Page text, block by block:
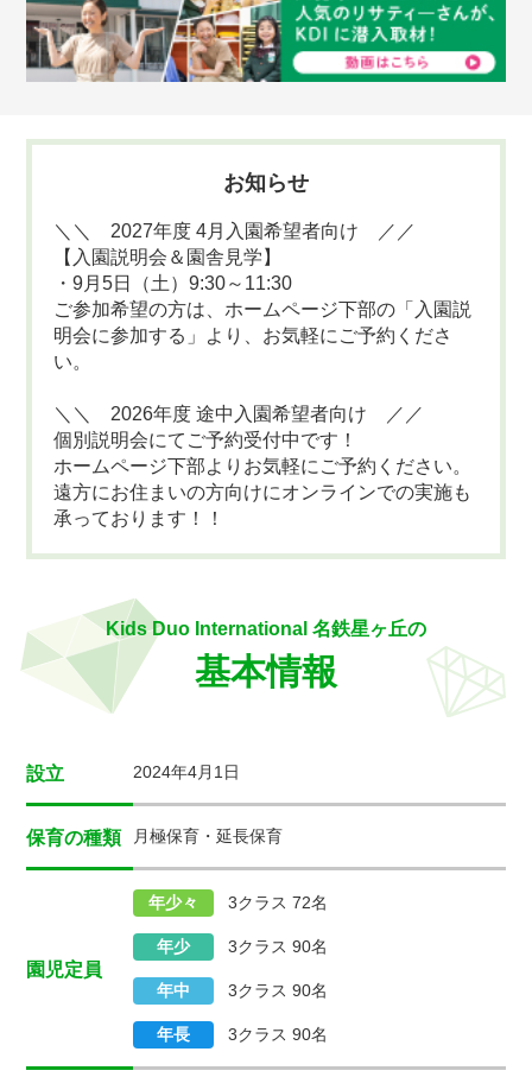
お知らせ
＼＼ 2027年度 4月入園希望者向け ／／
【入園説明会＆園舎見学】
・9月5日（土）9:30～11:30
ご参加希望の方は、ホームページ下部の「入園説
明会に参加する」より、お気軽にご予約くださ
い。
＼＼ 2026年度 途中入園希望者向け ／／
個別説明会にてご予約受付中です！
ホームページ下部よりお気軽にご予約ください。
遠方にお住まいの方向けにオンラインでの実施も
承っております！！
Kids Duo International 名鉄星ヶ丘の
基本情報
設立 2024年4月1日
保育の種類 月極保育・延長保育
園児定員
年少々 3クラス 72名
年少 3クラス 90名
年中 3クラス 90名
年長 3クラス 90名